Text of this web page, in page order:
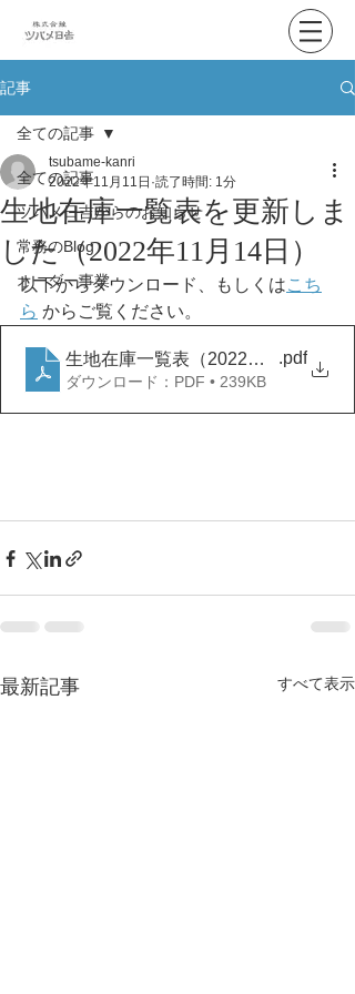
記事
全ての記事
ツバメ日吉からのお知らせ
常務のBlog
オーダー事業
全ての記事
生地在庫一覧表を更新しま
した（2022年11月14日）
tsubame-kanri
2022年11月11日 読了時間: 1分
以下からダウンロード、もしくはこち
ら からご覧ください。
生地在庫一覧表（2022年11月11日）
.pdf
ダウンロード：PDF • 239KB
最新記事 すべて表示